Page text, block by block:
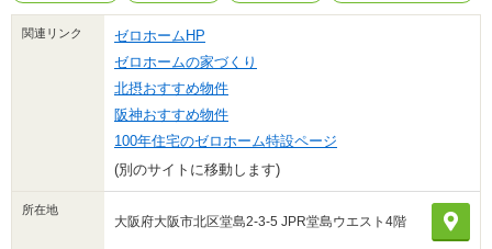
関連リンク
ゼロホームHP
ゼロホームの家づくり
北摂おすすめ物件
阪神おすすめ物件
100年住宅のゼロホーム特設ページ
(別のサイトに移動します)
所在地
大阪府大阪市北区堂島2-3-5 JPR堂島ウエスト4階